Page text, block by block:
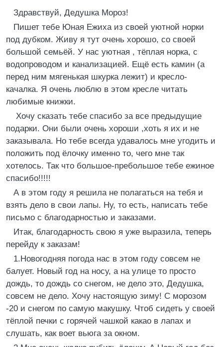
Здравствуй, Дедушка Мороз!
Пишет тебе Юная Ежиха из своей уютной норки
под дубком. Живу я тут очень хорошо, со своей
большой семьёй. У нас уютная , тёплая норка, с
водопроводом и канализацией. Ещё есть камин (а
перед ним мягенькая шкурка лежит) и кресло-
качалка. Я очень люблю в этом кресле читать
любимые книжки.
Хочу сказать тебе спасибо за все предыдущие
подарки. Они были очень хороши ,хоть я их и не
заказывала. Но тебе всегда удавалось мне угодить и
положить под ёлочку именно то, чего мне так
хотелось. Так что большое-пребольшое тебе ежиное
спасибо!!!!!
А в этом году я решила не полагаться на тебя и
взять дело в свои лапы. Ну, то есть, написать тебе
письмо с благодарностью и заказами.
Итак, благодарность свою я уже выразила, теперь
перейду к заказам!
1.Новогодняя погода нас в этом году совсем не
балует. Новый год на носу, а на улице то просто
дождь, то дождь со снегом, не дело это, Дедушка,
совсем не дело. Хочу настоящую зиму! С морозом
-20 и снегом по самую макушку. Чтоб сидеть у своей
тёплой печки с горячей чашкой какао в лапах и
слушать, как воет вьюга за окном.